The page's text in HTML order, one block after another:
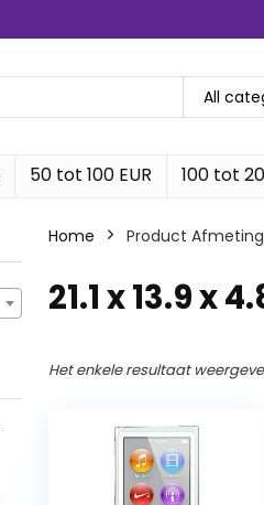
All
50 tot 100 EUR 100 tot
Home Product
‎21.1 x 13.9 x
Het enkele resultaat